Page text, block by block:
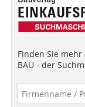
Finden Sie mehr
BAU - der